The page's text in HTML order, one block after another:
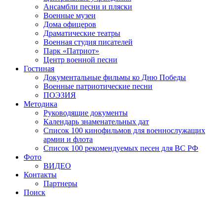
Ансамбли песни и пляски
Военные музеи
Дома офицеров
Драматические театры
Военная студия писателей
Парк «Патриот»
Центр военной песни
Гостиная
Документальные фильмы ко Дню Победы
Военные патриотические песни
ПОЭЗИЯ
Методика
Руководящие документы
Календарь знаменательных дат
Список 100 кинофильмов для военнослужащих
армии и флота
Список 100 рекомендуемых песен для ВС РФ
Фото
ВИДЕО
Контакты
Партнеры
Поиск